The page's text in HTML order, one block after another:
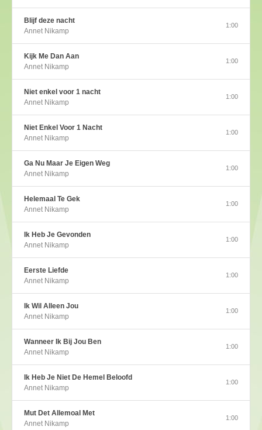
Blijf deze nacht
Annet Nikamp
1:00
Kijk Me Dan Aan
Annet Nikamp
1:00
Niet enkel voor 1 nacht
Annet Nikamp
1:00
Niet Enkel Voor 1 Nacht
Annet Nikamp
1:00
Ga Nu Maar Je Eigen Weg
Annet Nikamp
1:00
Helemaal Te Gek
Annet Nikamp
1:00
Ik Heb Je Gevonden
Annet Nikamp
1:00
Eerste Liefde
Annet Nikamp
1:00
Ik Wil Alleen Jou
Annet Nikamp
1:00
Wanneer Ik Bij Jou Ben
Annet Nikamp
1:00
Ik Heb Je Niet De Hemel Beloofd
Annet Nikamp
1:00
Mut Det Allemoal Met
Annet Nikamp
1:00